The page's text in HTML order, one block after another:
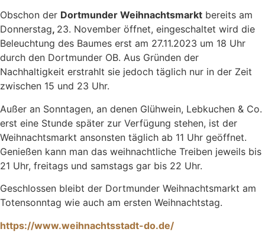
Obschon der Dortmunder Weihnachtsmarkt bereits am
Donnerstag, 23. November öffnet, eingeschaltet wird die
Beleuchtung des Baumes erst am 27.11.2023 um 18 Uhr
durch den Dortmunder OB. Aus Gründen der
Nachhaltigkeit erstrahlt sie jedoch täglich nur in der Zeit
zwischen 15 und 23 Uhr.
Außer an Sonntagen, an denen Glühwein, Lebkuchen & Co.
erst eine Stunde später zur Verfügung stehen, ist der
Weihnachtsmarkt ansonsten täglich ab 11 Uhr geöffnet.
Genießen kann man das weihnachtliche Treiben jeweils bis
21 Uhr, freitags und samstags gar bis 22 Uhr.
Geschlossen bleibt der Dortmunder Weihnachtsmarkt am
Totensonntag wie auch am ersten Weihnachtstag.
https://www.weihnachtsstadt-do.de/